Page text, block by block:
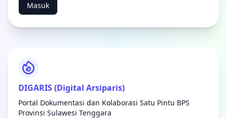
Masuk
DIGARIS (Digital Arsiparis)
Portal Dokumentasi dan Kolaborasi Satu Pintu BPS
Provinsi Sulawesi Tenggara